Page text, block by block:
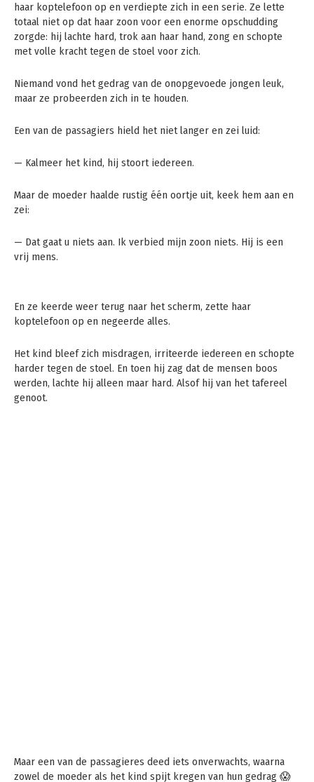
haar koptelefoon op en verdiepte zich in een serie. Ze lette
totaal niet op dat haar zoon voor een enorme opschudding
zorgde: hij lachte hard, trok aan haar hand, zong en schopte
met volle kracht tegen de stoel voor zich.
Niemand vond het gedrag van de onopgevoede jongen leuk,
maar ze probeerden zich in te houden.
Een van de passagiers hield het niet langer en zei luid:
— Kalmeer het kind, hij stoort iedereen.
Maar de moeder haalde rustig één oortje uit, keek hem aan en
zei:
— Dat gaat u niets aan. Ik verbied mijn zoon niets. Hij is een
vrij mens.
En ze keerde weer terug naar het scherm, zette haar
koptelefoon op en negeerde alles.
Het kind bleef zich misdragen, irriteerde iedereen en schopte
harder tegen de stoel. En toen hij zag dat de mensen boos
werden, lachte hij alleen maar hard. Alsof hij van het tafereel
genoot.
Maar een van de passagieres deed iets onverwachts, waarna
zowel de moeder als het kind spijt kregen van hun gedrag 😱